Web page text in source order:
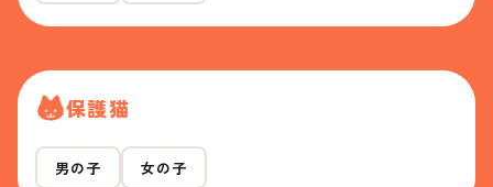
保護猫
男の子 女の子